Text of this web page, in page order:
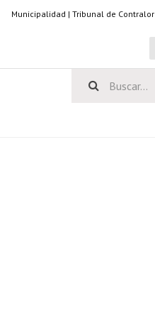
Municipalidad | Tribunal de Contralor